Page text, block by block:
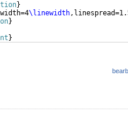
}
width=4\linewidth
}
}